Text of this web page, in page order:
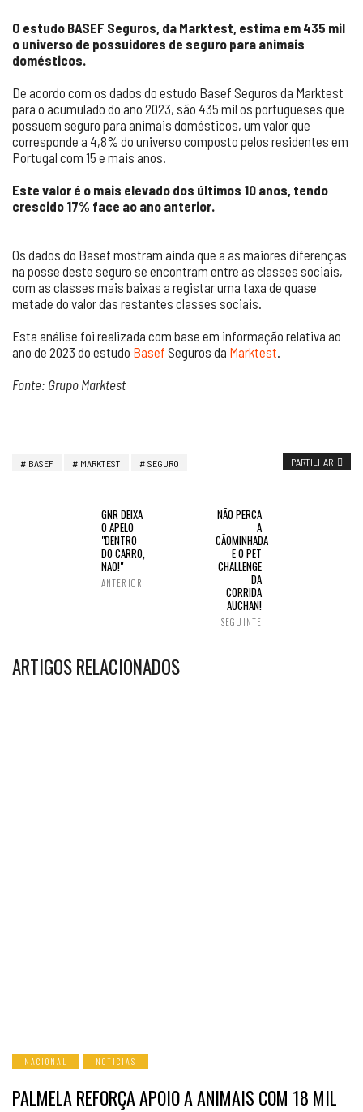
O estudo BASEF Seguros, da Marktest, estima em 435 mil
o universo de possuidores de seguro para animais
domésticos.
De acordo com os dados do estudo Basef Seguros da Marktest
para o acumulado do ano 2023, são 435 mil os portugueses que
possuem seguro para animais domésticos, um valor que
corresponde a 4,8% do universo composto pelos residentes em
Portugal com 15 e mais anos.
Este valor é o mais elevado dos últimos 10 anos, tendo
crescido 17% face ao ano anterior.
Os dados do Basef mostram ainda que a as maiores diferenças
na posse deste seguro se encontram entre as classes sociais,
com as classes mais baixas a registar uma taxa de quase
metade do valor das restantes classes sociais.
Esta análise foi realizada com base em informação relativa ao
ano de 2023 do estudo Basef Seguros da Marktest.
Fonte: Grupo Marktest
BASEF MARKTEST SEGURO PARTILHAR
GNR DEIXA
O APELO
"DENTRO
DO CARRO,
NÃO!"
ANTERIOR
NÃO PERCA
A
CÃOMINHADA
E O PET
CHALLENGE
DA
CORRIDA
AUCHAN!
SEGUINTE
ARTIGOS RELACIONADOS
NACIONAL NOTICIAS
PALMELA REFORÇA APOIO A ANIMAIS COM 18 MIL